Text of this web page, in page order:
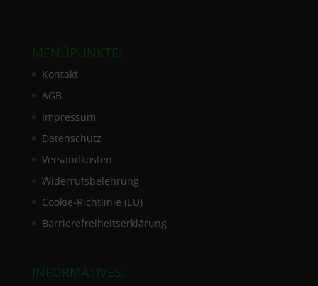
MENÜPUNKTE:
Kontakt
AGB
Impressum
Datenschutz
Versandkosten
Widerrufsbelehrung
Cookie-Richtlinie (EU)
Barrierefreiheitserklärung
INFORMATIVES: